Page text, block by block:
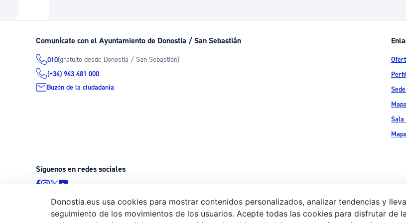
La ciudad futura
Avisos
Comunícate con el Ayuntamiento de Donostia / San Sebastián
010(gratuito desde Donostia / San Sebastián)
(+34) 943 481 000
Buzón de la ciudadanía
Sala
Síguenos en redes sociales
© Donostiako Udala - Ayuntamiento de Donostia / San Sebastián Ijentea 1,
Donostia.eus usa cookies para mostrar contenidos personalizados, analizar tendencias y
seguimiento de los movimientos de los usuarios. Acepte todas las cookies para disfrutar de la